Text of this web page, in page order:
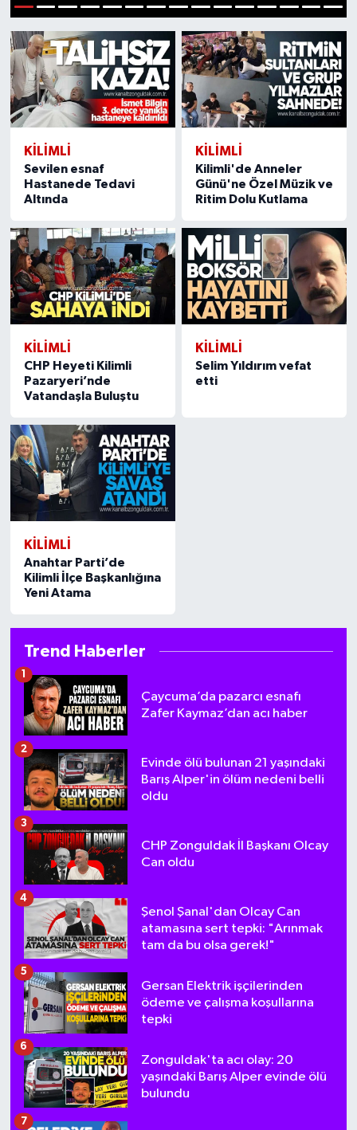
KILIMLI
Sevilen esnaf
Hastanede Tedavi
Altında
KILIMLI
Kilimli'de Anneler
Günü'ne Özel Müzik ve
Ritim Dolu Kutlama
KILIMLI
CHP Heyeti Kilimli
Pazaryeri’nde
Vatandaşla Buluştu
KILIMLI
Selim Yıldırım vefat
etti
KILIMLI
Anahtar Parti’de
Kilimli İlçe Başkanlığına
Yeni Atama
Trend Haberler
Çaycuma’da pazarcı esnafı
Zafer Kaymaz’dan acı haber
1
Evinde ölü bulunan 21 yaşındaki
Barış Alper'in ölüm nedeni belli
oldu
2
CHP Zonguldak İl Başkanı Olcay
Can oldu
3
Şenol Şanal'dan Olcay Can
atamasına sert tepki: "Arınmak
tam da bu olsa gerek!"
4
Gersan Elektrik işçilerinden
ödeme ve çalışma koşullarına
tepki
5
Zonguldak'ta acı olay: 20
yaşındaki Barış Alper evinde ölü
bulundu
6
7
Karabük
Spor
Ulusal